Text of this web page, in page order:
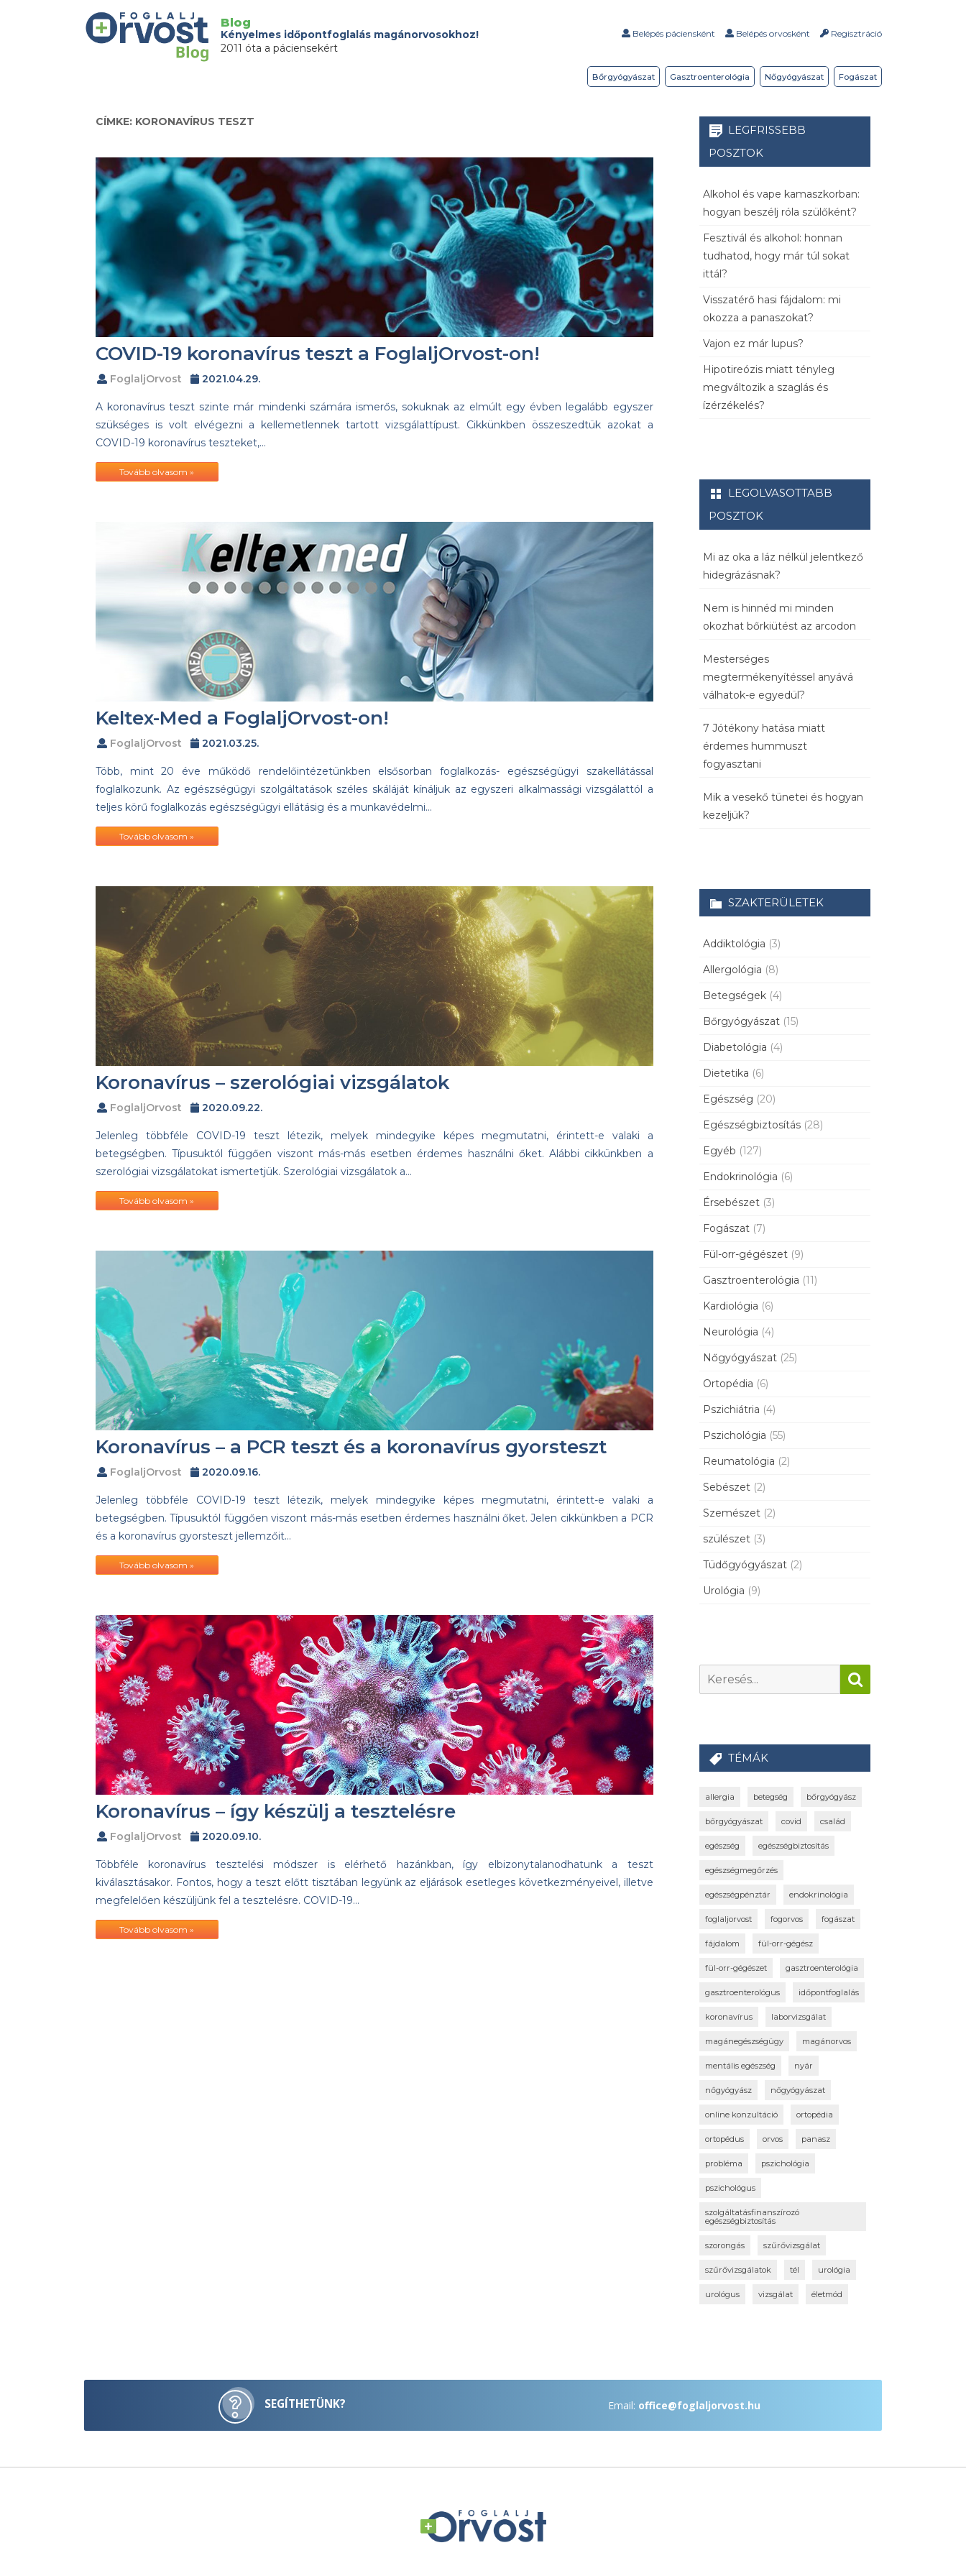
Blog
Kényelmes időpontfoglalás magánorvosokhoz!
2011 óta a páciensekért
Belépés páciensként Belépés orvosként Regisztráció
Fogászat
Nőgyógyászat
Gasztroenterológia
Bőrgyógyászat
CÍMKE: KORONAVÍRUS TESZT
COVID-19 koronavírus teszt a FoglaljOrvost-on!
FoglaljOrvost 2021.04.29.
A koronavírus teszt szinte már mindenki számára ismerős, sokuknak az elmúlt egy évben legalább egyszer
szükséges is volt elvégezni a kellemetlennek tartott vizsgálattípust. Cikkünkben összeszedtük azokat a
COVID-19 koronavírus teszteket,…
Tovább olvasom »
Keltex-Med a FoglaljOrvost-on!
FoglaljOrvost 2021.03.25.
Több, mint 20 éve működő rendelőintézetünkben elsősorban foglalkozás- egészségügyi szakellátással
foglalkozunk. Az egészségügyi szolgáltatások széles skáláját kínáljuk az egyszeri alkalmassági vizsgálattól a
teljes körű foglalkozás egészségügyi ellátásig és a munkavédelmi…
Tovább olvasom »
Koronavírus – szerológiai vizsgálatok
FoglaljOrvost 2020.09.22.
Jelenleg többféle COVID-19 teszt létezik, melyek mindegyike képes megmutatni, érintett-e valaki a
betegségben. Típusuktól függően viszont más-más esetben érdemes használni őket. Alábbi cikkünkben a
szerológiai vizsgálatokat ismertetjük. Szerológiai vizsgálatok a…
Tovább olvasom »
Koronavírus – a PCR teszt és a koronavírus gyorsteszt
FoglaljOrvost 2020.09.16.
Jelenleg többféle COVID-19 teszt létezik, melyek mindegyike képes megmutatni, érintett-e valaki a
betegségben. Típusuktól függően viszont más-más esetben érdemes használni őket. Jelen cikkünkben a PCR
és a koronavírus gyorsteszt jellemzőit…
Tovább olvasom »
Koronavírus – így készülj a tesztelésre
FoglaljOrvost 2020.09.10.
Többféle koronavírus tesztelési módszer is elérhető hazánkban, így elbizonytalanodhatunk a teszt
kiválasztásakor. Fontos, hogy a teszt előtt tisztában legyünk az eljárások esetleges következményeivel, illetve
megfelelően készüljünk fel a tesztelésre. COVID-19…
Tovább olvasom »
LEGFRISSEBB
POSZTOK
Alkohol és vape kamaszkorban:
hogyan beszélj róla szülőként?
Fesztivál és alkohol: honnan
tudhatod, hogy már túl sokat
ittál?
Visszatérő hasi fájdalom: mi
okozza a panaszokat?
Vajon ez már lupus?
Hipotireózis miatt tényleg
megváltozik a szaglás és
ízérzékelés?
LEGOLVASOTTABB
POSZTOK
Mi az oka a láz nélkül jelentkező
hidegrázásnak?
Nem is hinnéd mi minden
okozhat bőrkiütést az arcodon
Mesterséges
megtermékenyítéssel anyává
válhatok-e egyedül?
7 Jótékony hatása miatt
érdemes hummuszt
fogyasztani
Mik a vesekő tünetei és hogyan
kezeljük?
SZAKTERÜLETEK
Addiktológia (3)
Allergológia (8)
Betegségek (4)
Bőrgyógyászat (15)
Diabetológia (4)
Dietetika (6)
Egészség (20)
Egészségbiztosítás (28)
Egyéb (127)
Endokrinológia (6)
Érsebészet (3)
Fogászat (7)
Fül-orr-gégészet (9)
Gasztroenterológia (11)
Kardiológia (6)
Neurológia (4)
Nőgyógyászat (25)
Ortopédia (6)
Pszichiátria (4)
Pszichológia (55)
Reumatológia (2)
Sebészet (2)
Szemészet (2)
szülészet (3)
Tüdőgyógyászat (2)
Urológia (9)
TÉMÁK
allergia betegség bőrgyógyász
bőrgyógyászat covid család
egészség egészségbiztosítás
egészségmegőrzés
egészségpénztár endokrinológia
foglaljorvost fogorvos fogászat
fájdalom fül-orr-gégész
fül-orr-gégészet gasztroenterológia
gasztroenterológus időpontfoglalás
koronavírus laborvizsgálat
magánegészségügy magánorvos
mentális egészség nyár
nőgyógyász nőgyógyászat
online konzultáció ortopédia
ortopédus orvos panasz
probléma pszichológia
pszichológus
szolgáltatásfinanszírozó
egészségbiztosítás
szorongás szűrővizsgálat
szűrővizsgálatok tél urológia
urológus vizsgálat életmód
SEGÍTHETÜNK? Email: office@foglaljorvost.hu